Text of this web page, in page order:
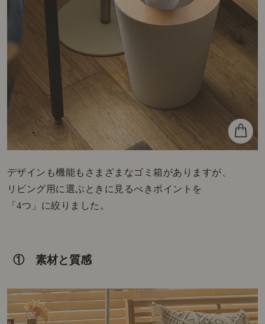
デザインも機能もさまざまなゴミ箱がありますが、
リビング用に選ぶときに見るべきポイントを
「4つ」に絞りました。
① 素材と質感